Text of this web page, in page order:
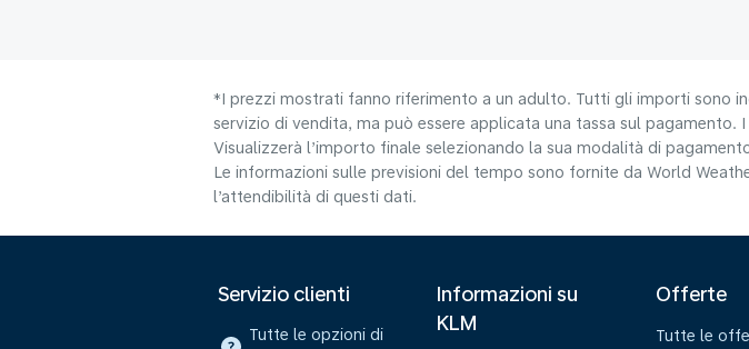
*I prezzi mostrati fanno riferimento a un adulto. Tutti gli importi sono
servizio di vendita, ma può essere applicata una tassa sul
Visualizzerà l’importo finale selezionando la sua modalità di
Le informazioni sulle previsioni del tempo sono fornite da World
l’attendibilità di questi dati.
Servizio clienti
Tutte le opzioni di
Informazioni su
KLM
Offerte
Tutte le